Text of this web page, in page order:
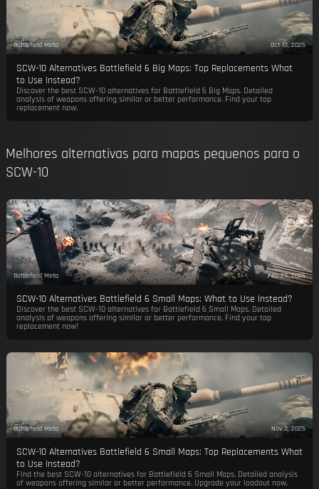
Battlefield Meta Oct 13, 2025
SCW-10 Alternatives Battlefield 6 Big Maps: Top Replacements What
to Use Instead?
Discover the best SCW-10 alternatives for Battlefield 6 Big Maps. Detailed
analysis of weapons offering similar or better performance. Find your top
replacement now.
Melhores alternativas para mapas pequenos para o
SCW-10
Battlefield Meta Feb 23, 2026
SCW-10 Alternatives Battlefield 6 Small Maps: What to Use Instead?
Discover the best SCW-10 alternatives for Battlefield 6 Small Maps. Detailed
analysis of weapons offering similar or better performance. Find your top
replacement now!
Battlefield Meta Nov 3, 2025
SCW-10 Alternatives Battlefield 6 Small Maps: Top Replacements What
to Use Instead?
Find the best SCW-10 alternatives for Battlefield 6 Small Maps. Detailed analysis
of weapons offering similar or better performance. Upgrade your loadout now.